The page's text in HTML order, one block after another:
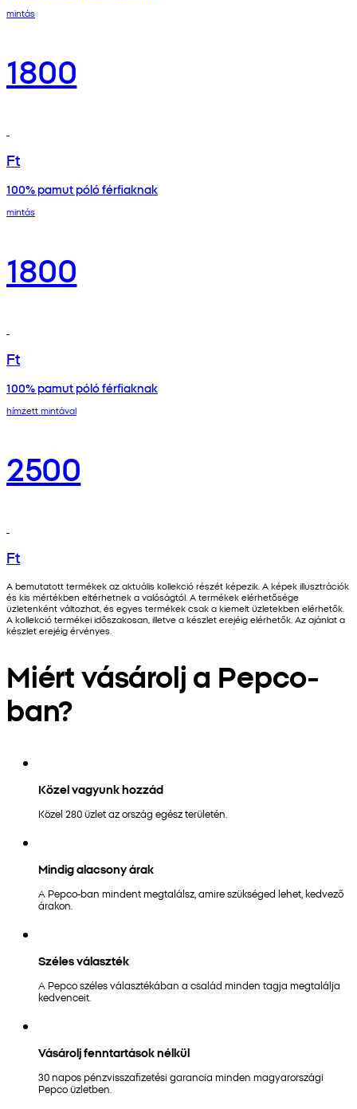
mintás
1800
Ft
100% pamut póló férfiaknak
mintás
1800
Ft
100% pamut póló férfiaknak
hímzett mintával
2500
Ft
A bemutatott termékek az aktuális kollekció részét képezik. A képek illusztrációk
és kis mértékben eltérhetnek a valóságtól. A termékek elérhetősége
üzletenként változhat, és egyes termékek csak a kiemelt üzletekben elérhetők.
A kollekció termékei időszakosan, illetve a készlet erejéig elérhetők. Az ajánlat a
készlet erejéig érvényes.
Miért vásárolj a Pepco-
ban?
Közel vagyunk hozzád
Közel 280 üzlet az ország egész területén.
Mindig alacsony árak
A Pepco-ban mindent megtalálsz, amire szükséged lehet, kedvező
árakon.
Széles választék
A Pepco széles választékában a család minden tagja megtalálja
kedvenceit.
Vásárolj fenntartások nélkül
30 napos pénzvisszafizetési garancia minden magyarországi
Pepco üzletben.